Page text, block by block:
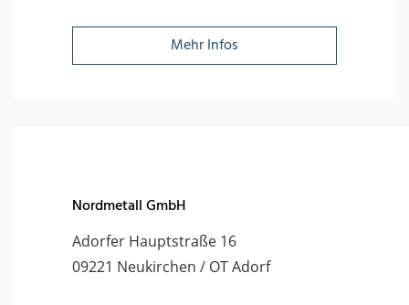
Mehr Infos
Nordmetall GmbH
Adorfer Hauptstraße 16
09221 Neukirchen / OT Adorf